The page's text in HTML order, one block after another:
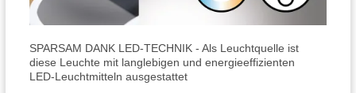
SPARSAM DANK LED-TECHNIK - Als Leuchtquelle ist
diese Leuchte mit langlebigen und energieeffizienten
LED-Leuchtmitteln ausgestattet